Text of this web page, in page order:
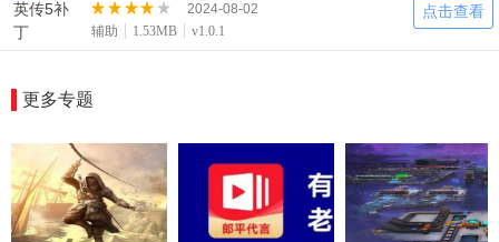
2024-08-02
辅助
1.53MB v1.0.1
点击查看
更多专题